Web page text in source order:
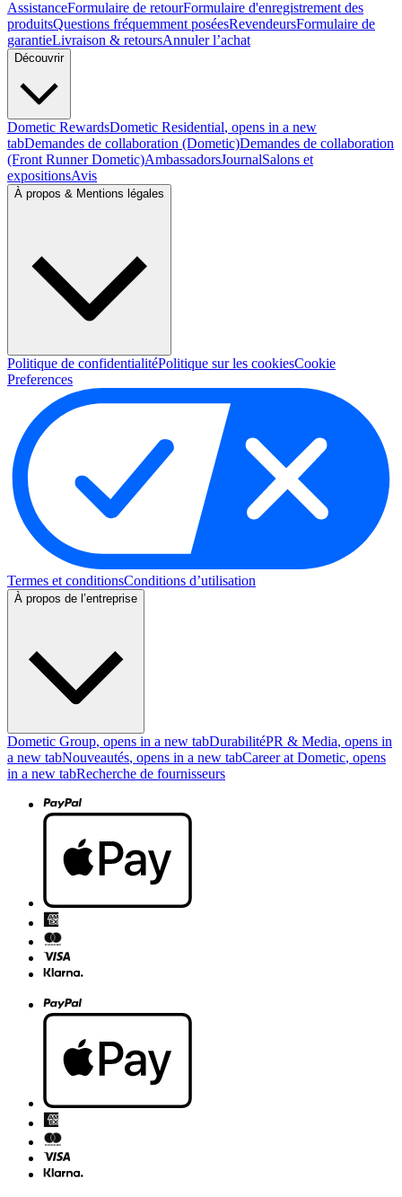
AssistanceFormulaire de retourFormulaire d'enregistrement des
produitsQuestions fréquemment poséesRevendeursFormulaire de
garantieLivraison & retoursAnnuler l’achat
Découvrir
Dometic RewardsDometic Residential, opens in a new
tabDemandes de collaboration (Dometic)Demandes de collaboration
(Front Runner Dometic)AmbassadorsJournalSalons et
expositionsAvis
À propos & Mentions légales
Politique de confidentialitéPolitique sur les cookiesCookie
Preferences
Termes et conditionsConditions d’utilisation
À propos de l’entreprise
Dometic Group, opens in a new tabDurabilitéPR & Media, opens in
a new tabNouveautés, opens in a new tabCareer at Dometic, opens
in a new tabRecherche de fournisseurs